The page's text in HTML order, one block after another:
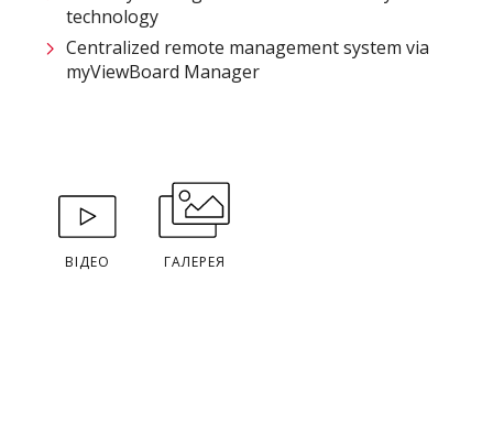
technology
Centralized remote management system via
myViewBoard Manager
ВІДЕО ГАЛЕРЕЯ